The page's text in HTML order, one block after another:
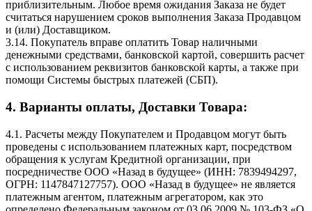
приблизительным. Любое время ожидания Заказа не будет
считаться нарушением сроков выполнения Заказа Продавцом
и (или) Доставщиком.
3.14. Покупатель вправе оплатить Товар наличными
денежными средствами, банковской картой, совершить расчет
с использованием реквизитов банковской карты, а также при
помощи Системы быстрых платежей (СБП).
4. Варианты оплаты, Доставки Товара:
4.1. Расчеты между Покупателем и Продавцом могут быть
проведены с использованием платежных карт, посредством
обращения к услугам Кредитной организации, при
посредничестве ООО «Назад в будущее» (ИНН: 7839494297,
ОГРН: 1147847127757). ООО «Назад в будущее» не является
платежным агентом, платежным агрегатором, как это